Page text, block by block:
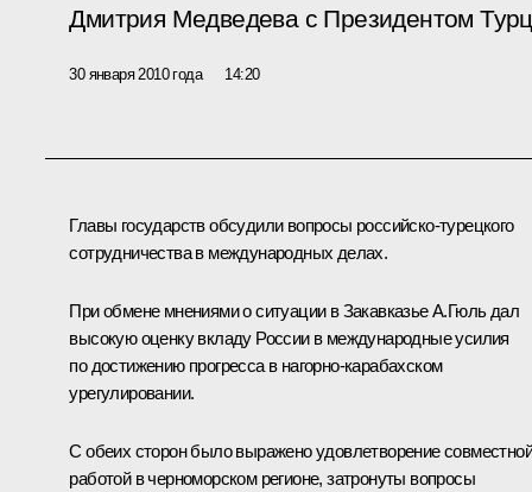
Дмитрия Медведева с Президентом
30 января 2010 года 14:20
Главы государств обсудили вопросы российско-турецкого
сотрудничества в международных делах.
При обмене мнениями о ситуации в Закавказье А.Гюль дал
высокую оценку вкладу России в международные усилия
по достижению прогресса в нагорно-карабахском
урегулировании.
С обеих сторон было выражено удовлетворение совместной
работой в черноморском регионе, затронуты вопросы